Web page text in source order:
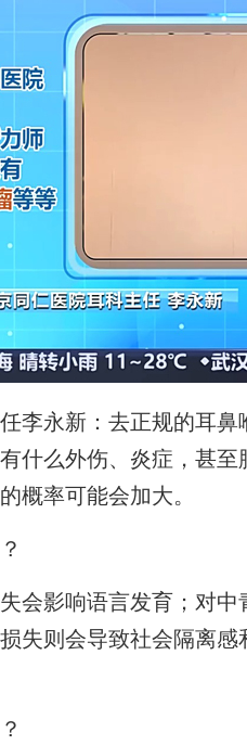
永新：去正规的耳鼻
什么外伤、炎症，甚
概率可能会加大。
影响语言发育；对中
失则会导致社会隔离